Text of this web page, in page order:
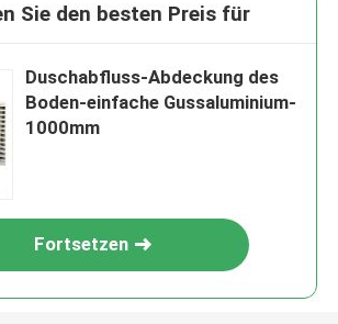
Sie den besten Preis für
Duschabfluss-Abdeckung des
Boden-einfache Gussaluminium-
1000mm
Fortsetzen